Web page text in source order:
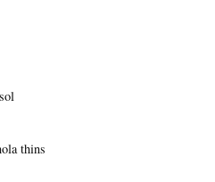
thins